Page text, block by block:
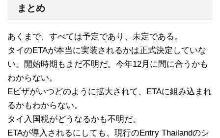
まとめ
あくまで、すべては予定であり、未定である。
タイのETAが本当に実装されるかは正式決定していな
い。開始時期もまだ不明だ。今年12月に間に合うかも
わからない。
Eビザがいつどのように拡大されて、ETAに組み込まれ
るかもわからない。
タイ入国税がどうなるかも不明だ。
ETAが導入されるにしても、現行のEntry Thailandのシ